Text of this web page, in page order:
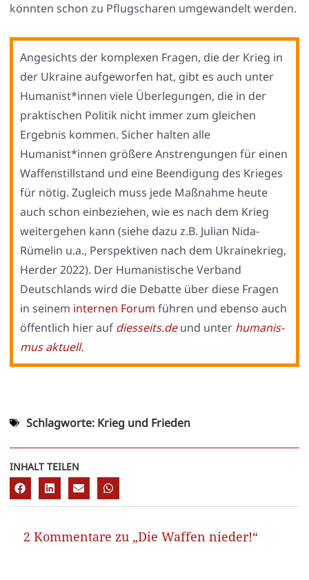
könn­ten schon zu Pflug­scha­ren umge­wan­delt wer­den.
Ange­sichts der kom­ple­xen Fra­gen, die der Krieg in
der Ukrai­ne auf­ge­wor­fen hat, gibt es auch unter
Humanist*innen vie­le Über­le­gun­gen, die in der
prak­ti­schen Poli­tik nicht immer zum glei­chen
Ergeb­nis kom­men. Sicher hal­ten alle
Humanist*innen grö­ße­re Anstren­gun­gen für einen
Waf­fen­still­stand und eine Been­di­gung des Krie­ges
für nötig. Zugleich muss jede Maß­nah­me heu­te
auch schon ein­be­zie­hen, wie es nach dem Krieg
wei­ter­ge­hen kann (sie­he dazu z.B. Juli­an Nida-
Rüme­lin u.a., Per­spek­ti­ven nach dem Ukrai­ne­krieg,
Her­der 2022). Der Huma­nis­ti­sche Ver­band
Deutsch­lands wird die Debat­te über die­se Fra­gen
in sei­nem inter­nen Forum füh­ren und eben­so auch
öffent­lich hier auf diesseits.deund unter huma­nis­
mus aktu­ell.
Schlagworte: Krieg und Frieden
INHALT TEILEN
2 Kommentare zu „Die Waffen nieder!“